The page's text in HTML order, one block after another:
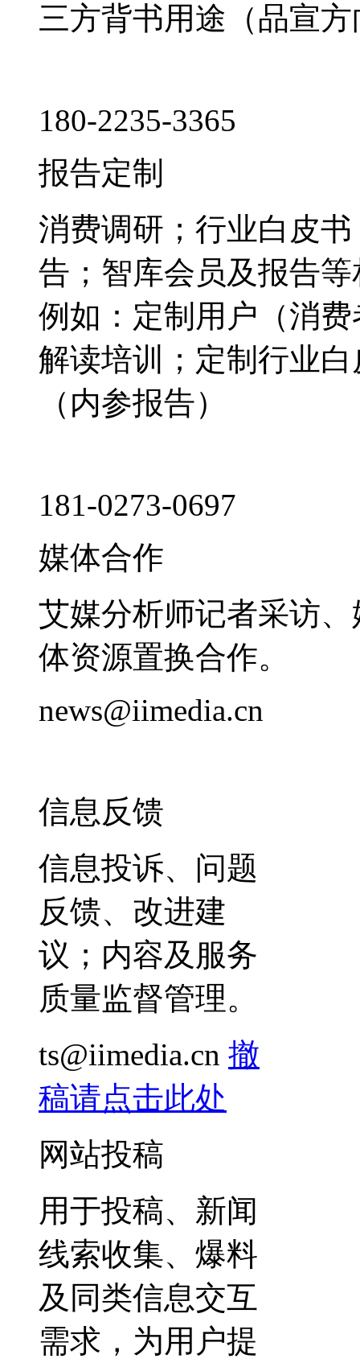
三方背书用途（品宣
180-2235-3365
报告定制
消费调研；行业白皮
告；智库会员及报告
例如：定制用户（消
解读培训；定制行业
（内参报告）
181-0273-0697
媒体合作
艾媒分析师记者采访
体资源置换合作。
news@iimedia.cn
信息反馈
信息投诉、问题
反馈、改进建
议；内容及服务
质量监督管理。
ts@iimedia.cn 撤
稿请点击此处
网站投稿
用于投稿、新闻
线索收集、爆料
及同类信息交互
需求，为用户提